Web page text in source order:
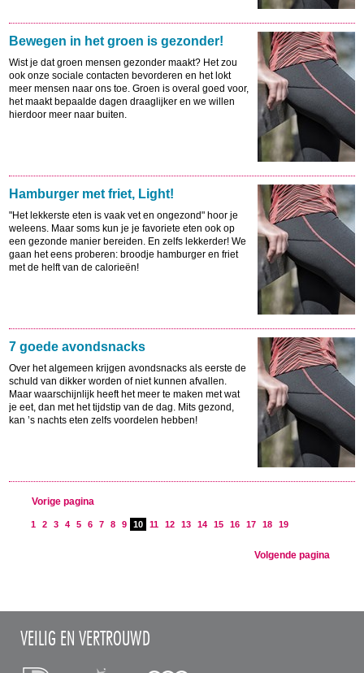
Bewegen in het groen is gezonder!
Wist je dat groen mensen gezonder maakt? Het zou
ook onze sociale contacten bevorderen en het lokt
meer mensen naar ons toe. Groen is overal goed voor,
het maakt bepaalde dagen draaglijker en we willen
hierdoor meer naar buiten.
Hamburger met friet, Light!
"Het lekkerste eten is vaak vet en ongezond" hoor je
weleens. Maar soms kun je je favoriete eten ook op
een gezonde manier bereiden. En zelfs lekkerder! We
gaan het eens proberen: broodje hamburger en friet
met de helft van de calorieën!
7 goede avondsnacks
Over het algemeen krijgen avondsnacks als eerste de
schuld van dikker worden of niet kunnen afvallen.
Maar waarschijnlijk heeft het meer te maken met wat
je eet, dan met het tijdstip van de dag. Mits gezond,
kan ’s nachts eten zelfs voordelen hebben!
Vorige pagina
1 2 3 4 5 6 7 8 9 10 11 12 13 14 15 16 17 18 19
Volgende pagina
VEILIG EN VERTROUWD